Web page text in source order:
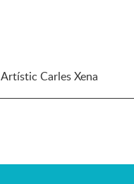
Carles Xena